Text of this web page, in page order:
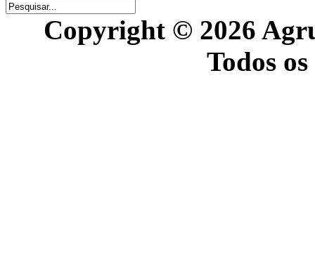
Copyright © 2026
Todos